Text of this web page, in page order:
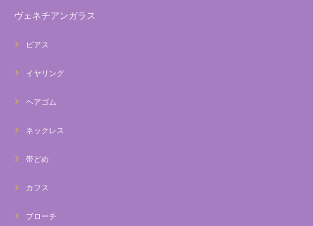
ヴェネチアンガラス
ピアス
イヤリング
ヘアゴム
ネックレス
帯どめ
カフス
ブローチ